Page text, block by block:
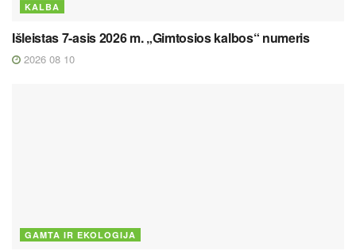
KALBA
Išleistas 7-asis 2026 m. „Gimtosios kalbos“ numeris
2026 08 10
GAMTA IR EKOLOGIJA